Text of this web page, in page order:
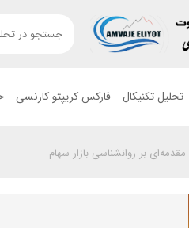
تحلیل تکنیکال فارکس کریپتو کارنسی
مقدمه‌ای بر روانشناسی بازار سهام